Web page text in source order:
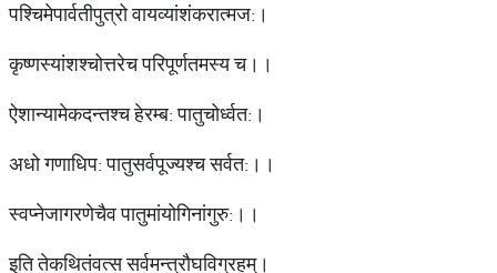
पश्चिमेपार्वतीपुत्रो वायव्यांशंकरात्मज:।
कृष्णस्यांशश्चोत्तरेच परिपूर्णतमस्य च।।
ऐशान्यामेकदन्तश्च हेरम्ब: पातुचोर्ध्वत:।
अधो गणाधिप: पातुसर्वपूज्यश्च सर्वत:।।
स्वप्नेजागरणेचैव पातुमांयोगिनांगुरु:।।
इति तेकथितंवत्स सर्वमन्त्रौघविग्रहम्।